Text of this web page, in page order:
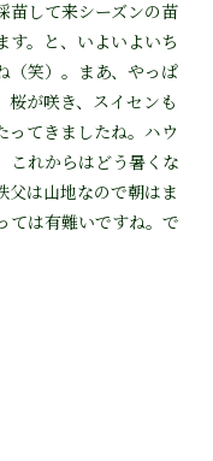
苗して来シーズンの苗
す。と、いよいよいち
（笑）。まあ、やっぱ
桜が咲き、スイセンも
ってきましたね。ハウ
これからはどう暑くな
父は山地なので朝はま
ては有難いですね。で